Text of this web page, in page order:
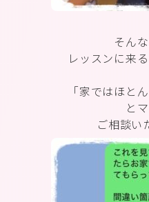
そん
レッスンに来
「家ではほと
と
ご相談い